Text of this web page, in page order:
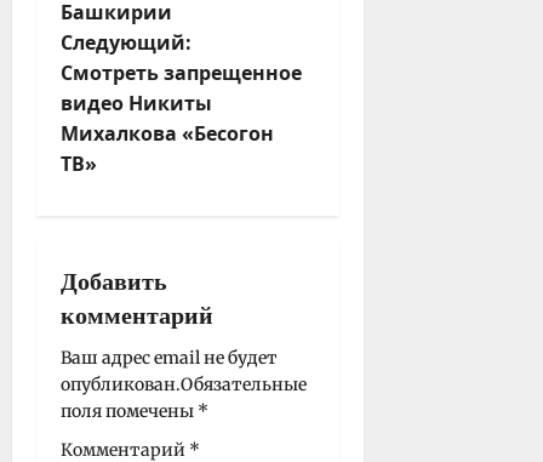
и
г
а
ц
и
я
и
с
и
Башкирии
Следующий:
Смотреть запрещенное
видео Никиты
Михалкова «Бесогон
ТВ»
Добавить
комментарий
Ваш адрес email не будет
опубликован.Обязательные
поля помечены *
Комментарий *